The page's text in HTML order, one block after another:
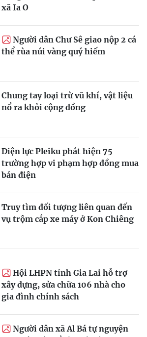
xã Ia O
Người dân Chư Sê giao nộp 2 cá
thể rùa núi vàng quý hiếm
Chung tay loại trừ vũ khí, vật liệu
nổ ra khỏi cộng đồng
Điện lực Pleiku phát hiện 75
trường hợp vi phạm hợp đồng mua
bán điện
Truy tìm đối tượng liên quan đến
vụ trộm cắp xe máy ở Kon Chiêng
Hội LHPN tỉnh Gia Lai hỗ trợ
xây dựng, sửa chữa 106 nhà cho
gia đình chính sách
Người dân xã Al Bá tự nguyện